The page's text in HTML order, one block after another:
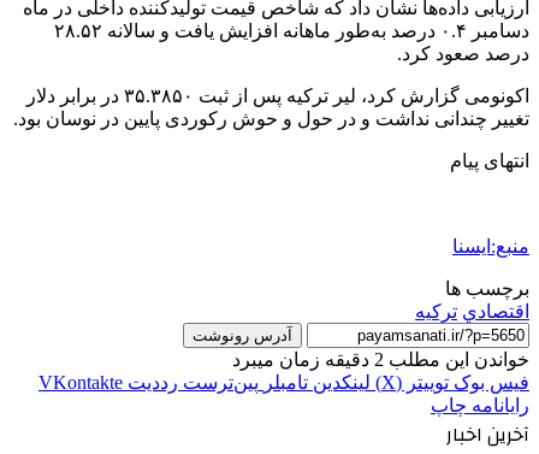
ارزیابی داده‌ها نشان داد که شاخص قیمت تولیدکننده داخلی در ماه
دسامبر ۰.۴ درصد به‌طور ماهانه افزایش یافت و سالانه ۲۸.۵۲
درصد صعود کرد.
اکونومی گزارش کرد، لیر ترکیه پس از ثبت ۳۵.۳۸۵۰ در برابر دلار
تغییر چندانی نداشت و در حول و حوش رکوردی پایین در نوسان بود.
انتهای پیام
منبع:ایسنا
برچسب ها
اقتصادي تركيه
آدرس رونوشت
خواندن این مطلب 2 دقیقه زمان میبرد
فیس بوک توییتر (X) لینکدین ‫تامبلر ‫پین‌ترست ‫رددیت ‫VKontakte
رایانامه چاپ
آخرین اخبار